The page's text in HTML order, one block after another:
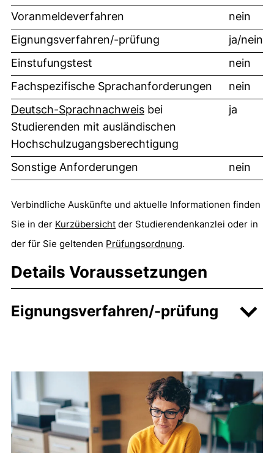
Voranmeldeverfahren
nein
Eignungsverfahren/-prüfung
ja/nein
Einstufungstest
nein
Fachspezifische Sprachanforderungen
nein
Deutsch-Sprachnachweis bei
Studierenden mit ausländischen
Hochschulzugangsberechtigung
ja
Sonstige Anforderungen nein
Verbindliche Auskünfte und aktuelle Informationen finden
Sie in der Kurzübersicht(öffnet neues Fenster). (nicht
der Studierendenkanzlei oder in
der für Sie geltenden Prüfungsordnung.
Details Voraussetzungen
Eignungsverfahren/-prüfung